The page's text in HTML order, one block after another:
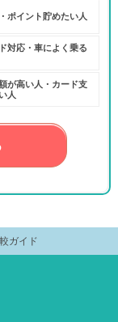
ポイント貯めたい人
対応・車によく乗る
が高い人・カード支
人
ガイド